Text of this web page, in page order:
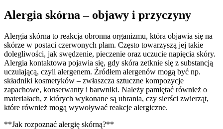
Alergia skórna – objawy i przyczyny
Alergia skórna to reakcja obronna organizmu, która objawia się na
skórze w postaci czerwonych plam. Często towarzyszą jej takie
dolegliwości, jak swędzenie, pieczenie oraz uczucie napięcia skóry.
Alergia kontaktowa pojawia się, gdy skóra zetknie się z substancją
uczulającą, czyli alergenem. Źródłem alergenów mogą być np.
składniki kosmetyków – zwłaszcza sztuczne kompozycje
zapachowe, konserwanty i barwniki. Należy pamiętać również o
materiałach, z których wykonane są ubrania, czy sierści zwierząt,
które również mogą wywoływać reakcje alergiczne.
**Jak rozpoznać alergię skórną?**